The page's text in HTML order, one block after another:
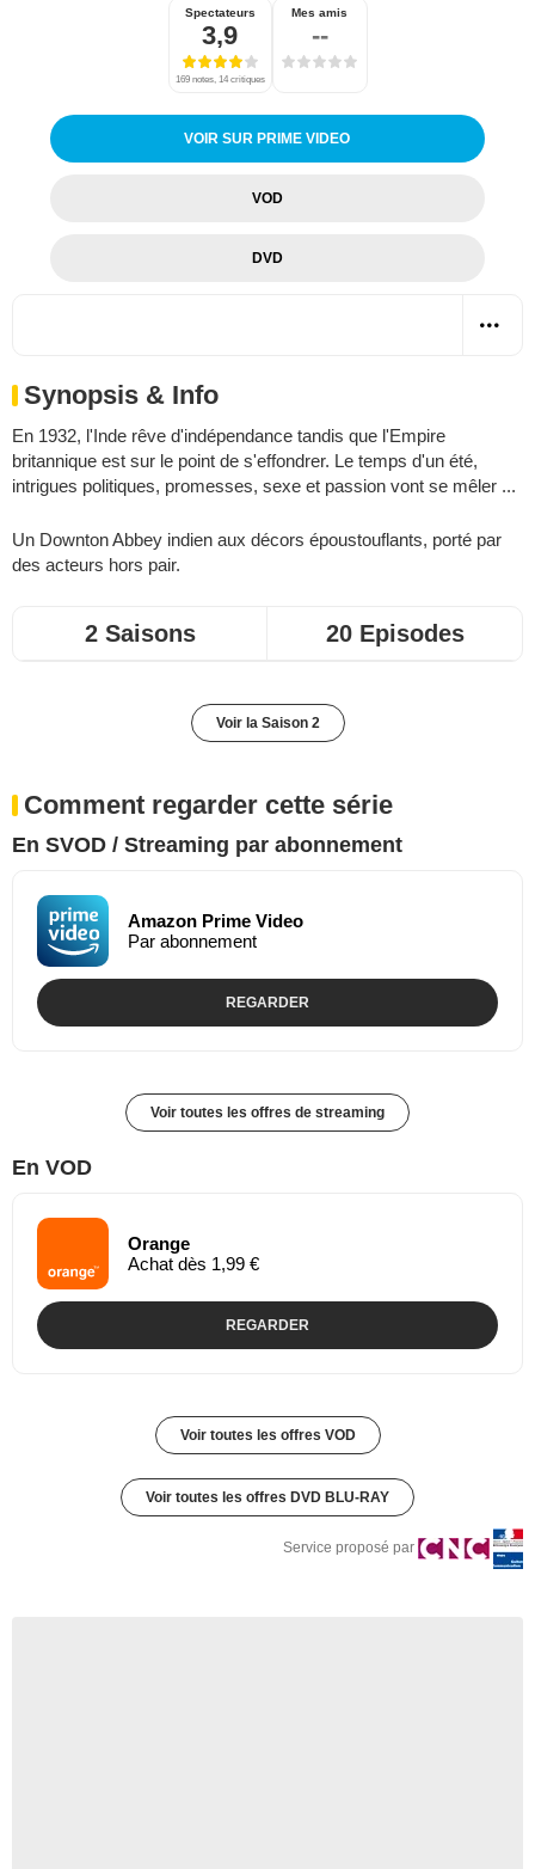
Spectateurs
3,9
169 notes, 14 critiques
Mes amis
--
VOIR SUR PRIME VIDEO
VOD
DVD
Synopsis & Info
En 1932, l'Inde rêve d'indépendance tandis que l'Empire
britannique est sur le point de s'effondrer. Le temps d'un été,
intrigues politiques, promesses, sexe et passion vont se mêler ...
Un Downton Abbey indien aux décors époustouflants, porté par
des acteurs hors pair.
2 Saisons 20 Episodes
Voir la Saison 2
Comment regarder cette série
En SVOD / Streaming par abonnement
Amazon Prime Video
Par abonnement
REGARDER
Voir toutes les offres de streaming
En VOD
Orange
Achat dès 1,99 €
REGARDER
Voir toutes les offres VOD
Voir toutes les offres DVD BLU-RAY
Service proposé par